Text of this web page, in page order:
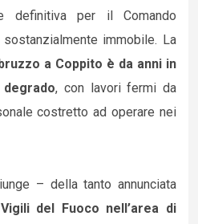
definitiva per il Comando
sostanzialmente immobile. La
a Coppito è da anni in
, con lavori fermi da
costretto ad operare nei
– della tanto annunciata
del Fuoco nell’area di